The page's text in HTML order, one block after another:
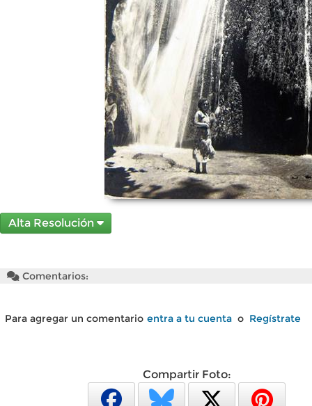
Alta Resolución
Comentarios:
Para agregar un comentario entra a tu cuenta o Regístrate
Compartir Foto: